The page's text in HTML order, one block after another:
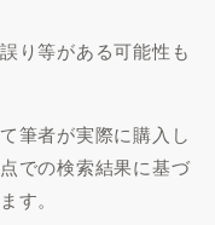
り等がある可能性も
筆者が実際に購入し
での検索結果に基づ
す。